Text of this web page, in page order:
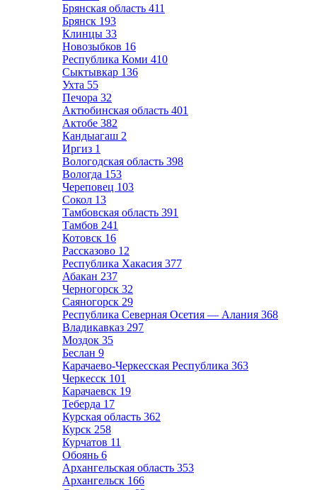
Брянская область 411
Брянск 193
Клинцы 33
Новозыбков 16
Республика Коми 410
Сыктывкар 136
Ухта 55
Печора 32
Актюбинская область 401
Актобе 382
Кандыагаш 2
Иргиз 1
Вологодская область 398
Вологда 153
Череповец 103
Сокол 13
Тамбовская область 391
Тамбов 241
Котовск 16
Рассказово 12
Республика Хакасия 377
Абакан 237
Черногорск 32
Саяногорск 29
Республика Северная Осетия — Алания 368
Владикавказ 297
Моздок 35
Беслан 9
Карачаево-Черкесская Республика 363
Черкесск 101
Карачаевск 19
Теберда 17
Курская область 362
Курск 258
Курчатов 11
Обоянь 6
Архангельская область 353
Архангельск 166